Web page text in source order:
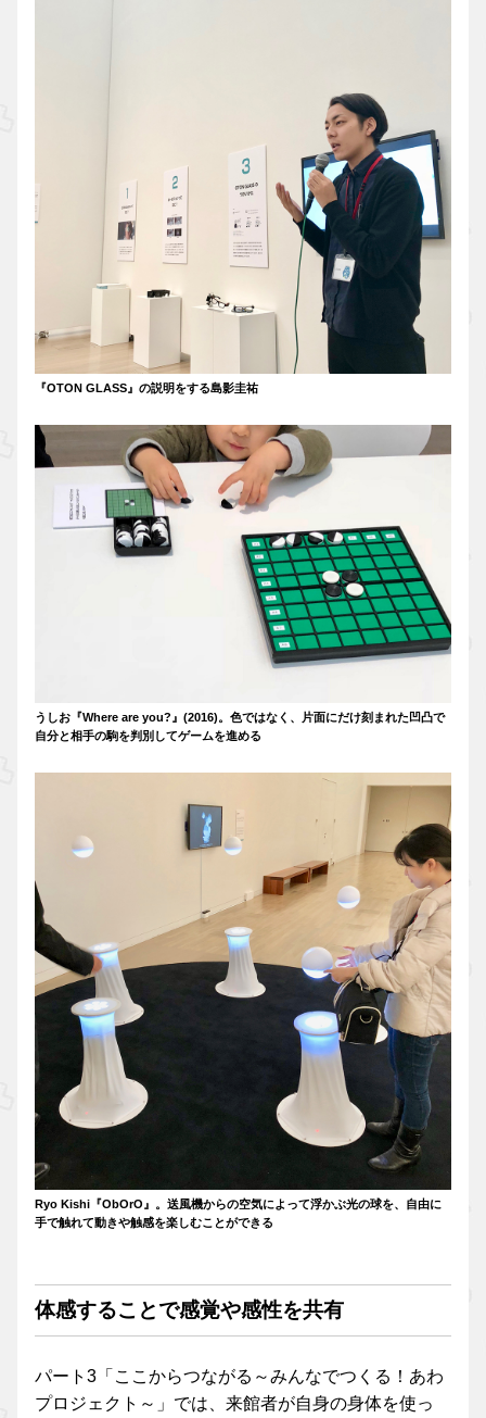
『OTON GLASS』の説明をする島影圭祐
うしお『Where are you?』(2016)。色ではなく、片面にだけ刻まれた凹凸で
自分と相手の駒を判別してゲームを進める
Ryo Kishi『ObOrO』。送風機からの空気によって浮かぶ光の球を、自由に
手で触れて動きや触感を楽しむことができる
体感することで感覚や感性を共有
パート3「ここからつながる～みんなでつくる！あわ
プロジェクト～」では、来館者が自身の身体を使っ